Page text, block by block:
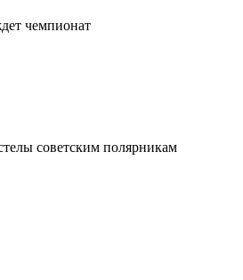
чемпионат
советским полярникам